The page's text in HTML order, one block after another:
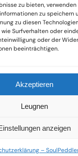
zu bieten,
zu speichern
zu diesen
Surfverhalten oder
oder der
beeinträchtigen.
Akzeptieren
Leugnen
anzeigen
–
für
in der
Records & Vinyl
© 2025